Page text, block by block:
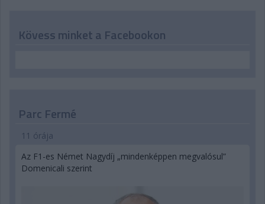
Kövess minket a Facebookon
Parc Fermé
11 órája
Az F1-es Német Nagydíj „mindenképpen megvalósul”
Domenicali szerint